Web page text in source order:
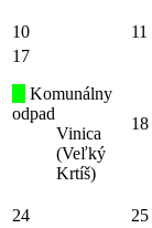
10 11
17
Komunálny
odpad
Vinica
(Veľký
Krtíš)
18
24 25